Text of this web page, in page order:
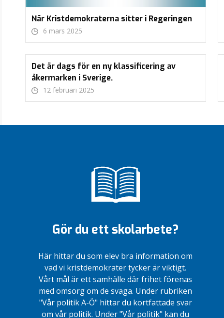
När Kristdemokraterna sitter i Regeringen
6 mars 2025
Det är dags för en ny klassificering av
åkermarken i Sverige.
12 februari 2025
Gör du ett skolarbete?
Här hittar du som elev bra information om
vad vi kristdemokrater tycker är viktigt.
Vårt mål är ett samhälle där frihet förenas
med omsorg om de svaga. Under rubriken
"Vår politik A-Ö" hittar du kortfattade svar
om vår politik. Under "Vår politik" kan du